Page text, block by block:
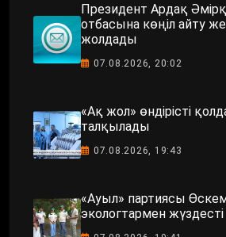
Президент Ардақ
отбасына көңіл айту
жолдады
07.08.2026, 20:02
«Ақ жол» өндірісті
талқылады
07.08.2026, 19:43
«Ауыл» партиясы
экологтармен жүздесті